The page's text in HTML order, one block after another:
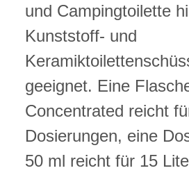
und Campingtoilette
Kunststoff- und
geeignet. Eine
Concentrated reicht
Dosierungen, eine
50 ml reicht für 15